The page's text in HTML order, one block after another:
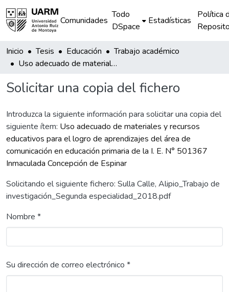
Comunidades
Todo
DSpace
Estadísticas
Política
Inicio Tesis Educación
Trabajo académico
Uso adecuado de materiales y recursos educativos para el logro de aprendizajes del área de comunicación en educación primaria de la I. E. N° 501367 Inmaculada Concepción de Espinar
Solicitar una copia del fichero
Introduzca la siguiente información para solicitar una copia del
siguiente ítem: Uso adecuado de materiales y recursos
educativos para el logro de aprendizajes del área de
comunicación en educación primaria de la I. E. N° 501367
Inmaculada Concepción de Espinar
Solicitando el siguiente fichero: Sulla Calle, Alipio_Trabajo de
investigación_Segunda especialidad_2018.pdf
Nombre *
Su dirección de correo electrónico *